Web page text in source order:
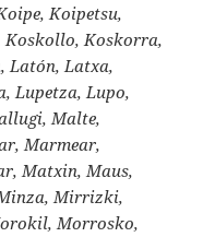
Koipetsu,
Koskorra,
Latón, Latxa,
Lupetza, Lupo,
Malte,
Marmear,
Matxin, Maus,
Mirrizki,
Morrosko,